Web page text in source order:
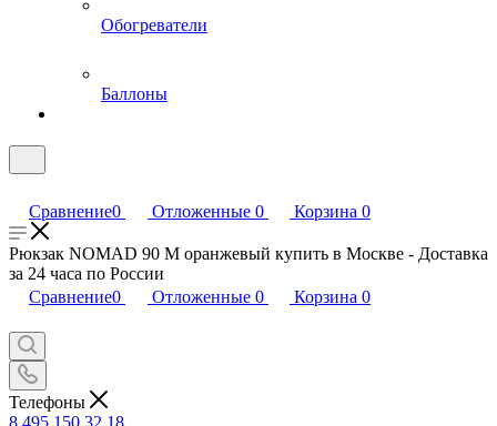
Обогреватели
Баллоны
Сравнение0 Отложенные 0 Корзина 0
Рюкзак NOMAD 90 M оранжевый купить в Москве - Доставка
за 24 часа по России
Сравнение0 Отложенные 0 Корзина 0
Телефоны
8 495 150 32 18